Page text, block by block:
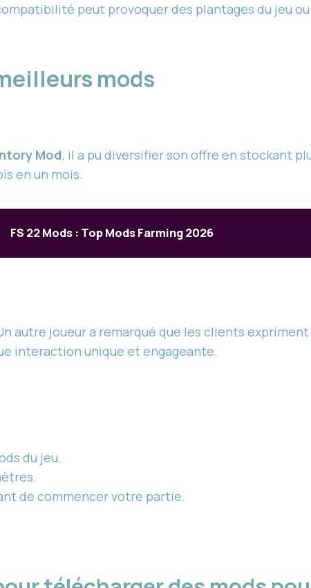
peut provoquer des plantages du jeu
mods
Mod, il a pu diversifier son offre en stockant
en un mois.
FS 22 Mods : Top Mods Farming 2026
autre joueur a remarqué que les clients
interaction unique et engageante.
du jeu.
de commencer votre partie.